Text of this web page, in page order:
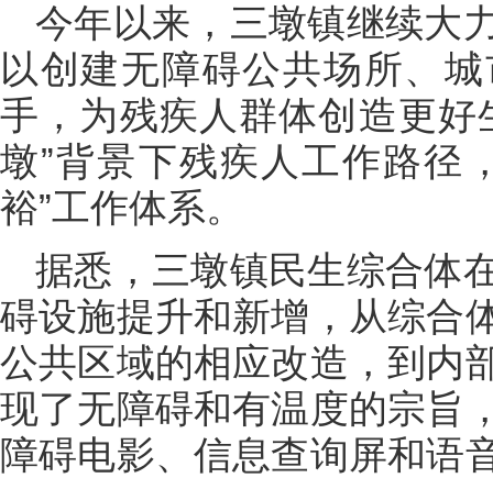
今年以来，三墩镇继续大
以创建无障碍公共场所、
手，为残疾人群体创造更好
墩”背景下残疾人工作路径
裕”工作体系。
据悉，三墩镇民生综合体
碍设施提升和新增，从综合
公共区域的相应改造，到内
现了无障碍和有温度的宗旨
障碍电影、信息查询屏和语